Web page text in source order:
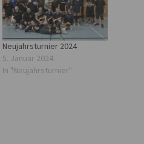
Neujahrsturnier 2024
5. Januar 2024
In "Neujahrsturnier"